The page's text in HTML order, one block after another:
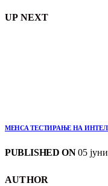
UP NEXT
МЕНСА ТЕСТИРАЊЕ НА
PUBLISHED ON05
AUTHOR